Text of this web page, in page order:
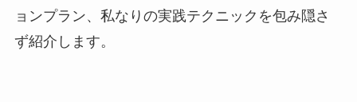
ョンプラン、私なりの実践テクニックを包み隠さ
ず紹介します。